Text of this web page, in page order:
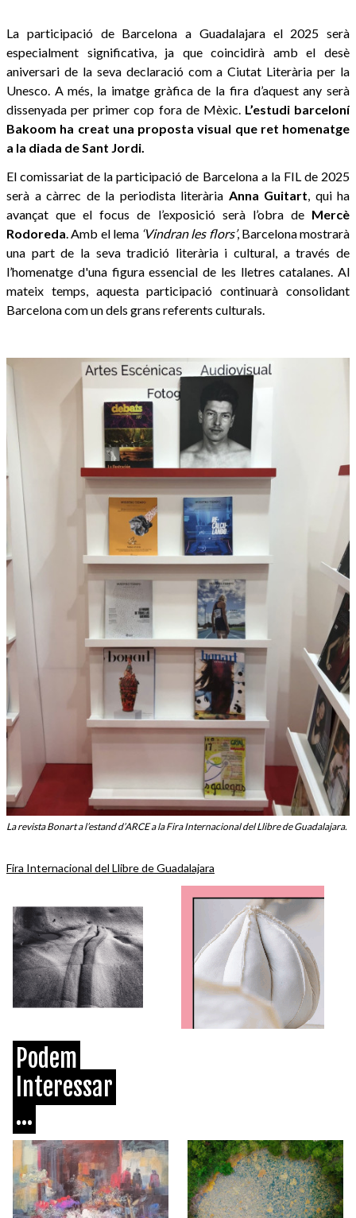
La participació de Barcelona a Guadalajara el 2025 serà
especialment significativa, ja que coincidirà amb el desè
aniversari de la seva declaració com a Ciutat Literària per la
Unesco. A més, la imatge gràfica de la fira d’aquest any serà
dissenyada per primer cop fora de Mèxic. L’estudi barceloní
Bakoom ha creat una proposta visual que ret homenatge
a la diada de Sant Jordi.
El comissariat de la participació de Barcelona a la FIL de 2025
serà a càrrec de la periodista literària Anna Guitart, qui ha
avançat que el focus de l’exposició serà l’obra de Mercè
Rodoreda. Amb el lema ‘Vindran les flors’, Barcelona mostrarà
una part de la seva tradició literària i cultural, a través de
l’homenatge d'una figura essencial de les lletres catalanes. Al
mateix temps, aquesta participació continuarà consolidant
Barcelona com un dels grans referents culturals.
La revista Bonart a l’estand d’ARCE a la Fira Internacional del Llibre de Guadalajara.
Fira Internacional del Llibre de Guadalajara
Podem
Interessar
...